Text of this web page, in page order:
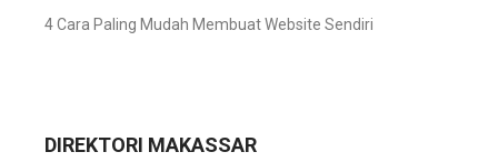
4 Cara Paling Mudah Membuat Website Sendiri
DIREKTORI MAKASSAR